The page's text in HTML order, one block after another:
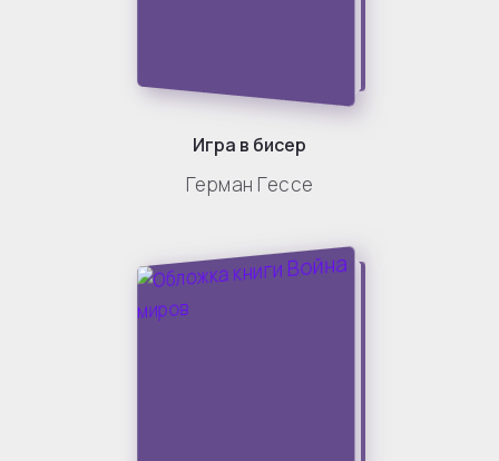
Игра в бисер
Герман Гессе